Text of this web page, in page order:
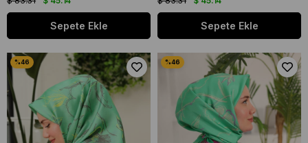
Sepete Ekle Sepete Ekle